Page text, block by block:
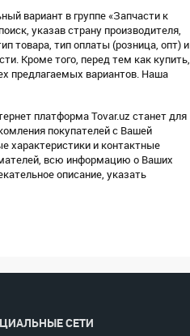
вариант в группе «Запчасти к
указав страну производителя,
товара, тип оплаты (розница, опт) и
Кроме того, перед тем как купить,
предлагаемых вариантов. Наша
платформа Tovar.uz станет для
покупателей с Вашей
характеристики и контактные
всю информацию о Ваших
описание, указать
СЕТИ